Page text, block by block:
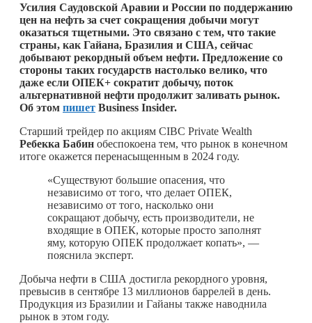
Усилия Саудовской Аравии и России по поддержанию
цен на нефть за счет сокращения добычи могут
оказаться тщетными. Это связано с тем, что такие
страны, как Гайана, Бразилия и США, сейчас
добывают рекордный объем нефти. Предложение со
стороны таких государств настолько велико, что
даже если ОПЕК+ сократит добычу, поток
альтернативной нефти продолжит заливать рынок.
Об этом пишет Business Insider.
Cтарший трейдер по акциям CIBC Private Wealth
Ребекка Бабин обеспокоена тем, что рынок в конечном
итоге окажется перенасыщенным в 2024 году.
«Существуют большие опасения, что
независимо от того, что делает ОПЕК,
независимо от того, насколько они
сокращают добычу, есть производители, не
входящие в ОПЕК, которые просто заполнят
яму, которую ОПЕК продолжает копать», —
пояснила эксперт.
Добыча нефти в США достигла рекордного уровня,
превысив в сентябре 13 миллионов баррелей в день.
Продукция из Бразилии и Гайаны также наводнила
рынок в этом году.